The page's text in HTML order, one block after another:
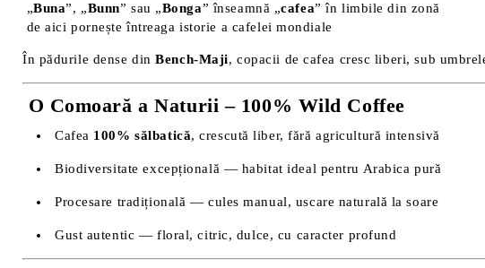
„Buna”, „Bunn” sau „Bonga” înseamnă „cafea” în limbile din zonă
de aici pornește întreaga istorie a cafelei mondiale
În pădurile dense dinBench-Maji, copacii de cafea cresc liberi, sub
O Comoară a Naturii – 100% Wild Coffee
Cafea 100% sălbatică, crescută liber, fără agricultură intensivă
Biodiversitate excepțională — habitat ideal pentru Arabica pură
Procesare tradițională — cules manual, uscare naturală la soare
Gust autentic — floral, citric, dulce, cu caracter profund